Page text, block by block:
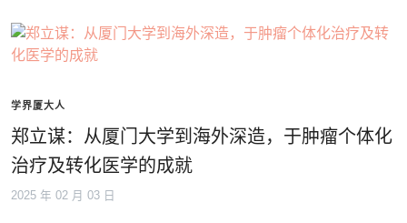
学界厦大人
郑立谋：从厦门大学到海外深造，于肿瘤个体化
治疗及转化医学的成就
2025 年 02 月 03 日